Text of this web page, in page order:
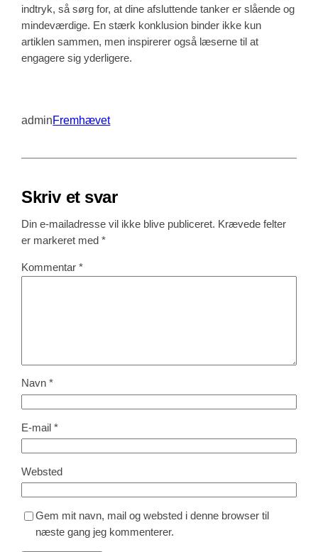
indtryk, så sørg for, at dine afsluttende tanker er slående og
mindeværdige. En stærk konklusion binder ikke kun
artiklen sammen, men inspirerer også læserne til at
engagere sig yderligere.
adminFremhævet
Skriv et svar
Din e-mailadresse vil ikke blive publiceret. Krævede felter
er markeret med*
Kommentar*
Navn*
E-mail*
Websted
Gem mit navn, mail og websted i denne browser til
næste gang jeg kommenterer.